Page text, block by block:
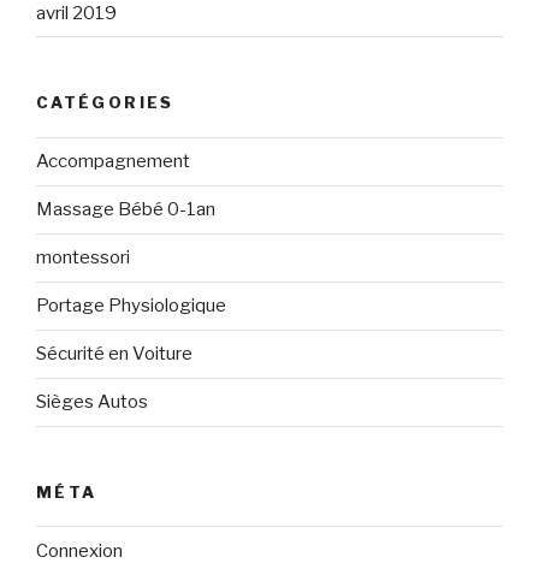
avril 2019
CATÉGORIES
Accompagnement
Massage Bébé 0-1an
montessori
Portage Physiologique
Sécurité en Voiture
Sièges Autos
MÉTA
Connexion